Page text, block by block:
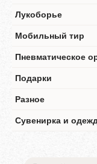
Лукоборье
Мобильный тир
Пневматическое
Подарки
Разное
Сувенирка и